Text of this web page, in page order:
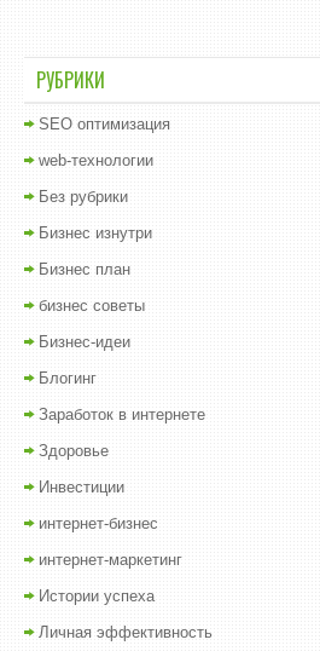
РУБРИКИ
SEO оптимизация
web-технологии
Без рубрики
Бизнес изнутри
Бизнес план
бизнес советы
Бизнес-идеи
Блогинг
Заработок в интернете
Здоровье
Инвестиции
интернет-бизнес
интернет-маркетинг
Истории успеха
Личная эффективность